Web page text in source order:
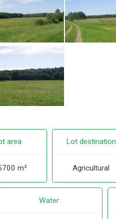
area
m²
Lot destination
Agricultural
Water